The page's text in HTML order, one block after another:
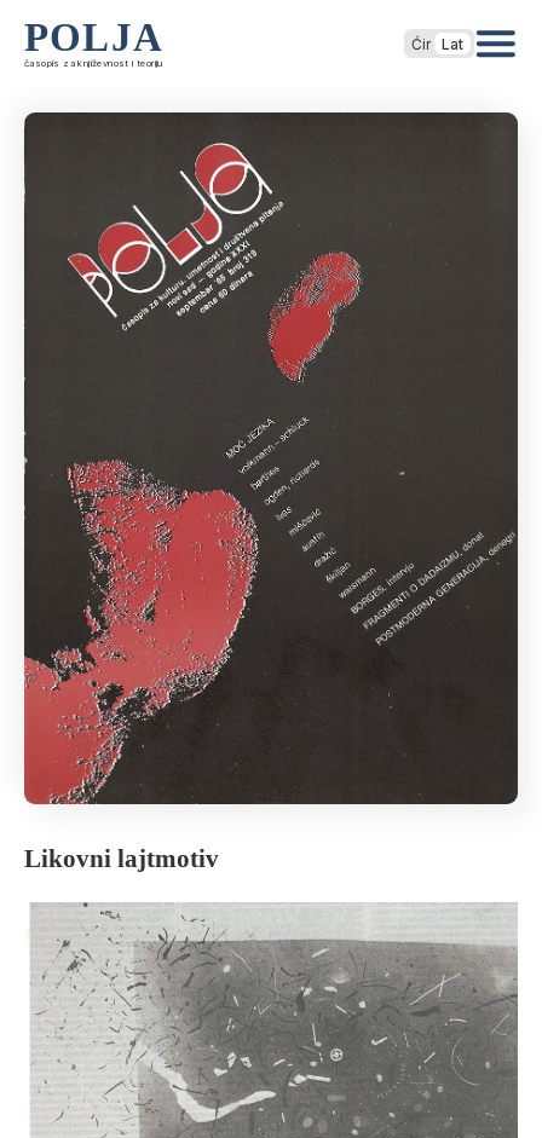
POLJA
časopis za književnost i teoriju
Ćir Lat
Likovni lajtmotiv